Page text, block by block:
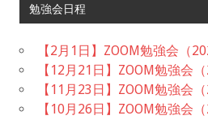
勉強会日程
【2月1日】ZOOM勉強会（
【12月21日】ZOOM勉強会（
【11月23日】ZOOM勉強会（
【10月26日】ZOOM勉強会（